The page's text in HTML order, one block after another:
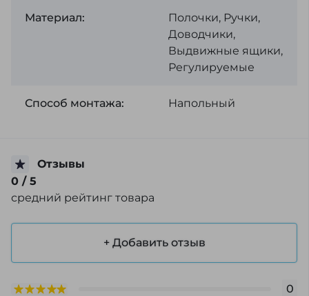
Материал:
Полочки, Ручки,
Доводчики,
Выдвижные ящики,
Регулируемые
Способ монтажа: Напольный
Отзывы
0 / 5
средний рейтинг товара
+ Добавить отзыв
0